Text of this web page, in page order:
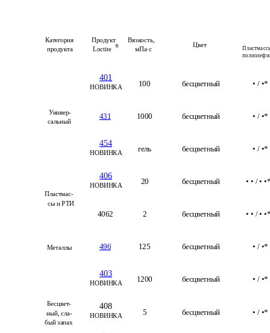
401
454
406
403
408
Категория
продукта
Продукт
Loctite
®
Вязкость,
мПа·с
Цвет
Универ-
сальный
100 бесцветный • / •*
НОВИНКА
431 1000 бесцветный • / •*
гель бесцветный • / •*
НОВИНКА
Пластмас-
сы и РТИ
20 бесцветный • • / • •*
НОВИНКА
4062 2 бесцветный • • / • •*
Металлы 496 125 бесцветный • / •*
Бесцвет-
ный, сла-
бый запах
1200 бесцветный • / •*
НОВИНКА
5 бесцветный • / •*
НОВИНКА